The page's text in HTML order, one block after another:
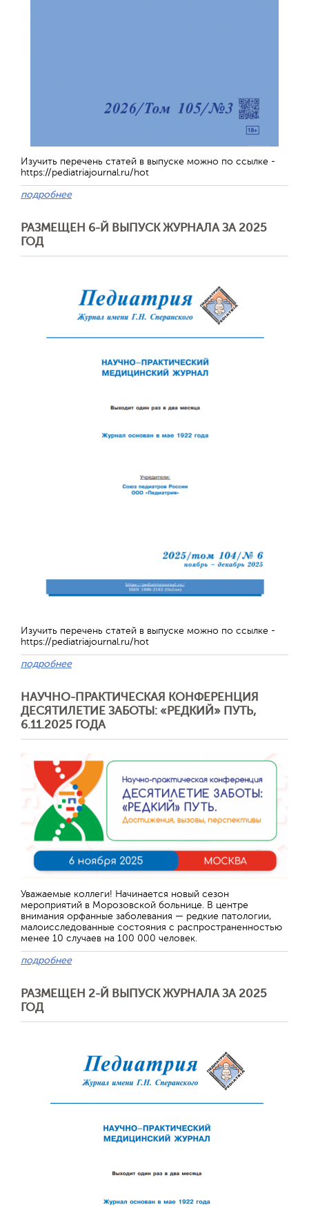
Изучить перечень статей в выпуске можно по ссылке -
https://pediatriajournal.ru/hot
подробнее
РАЗМЕЩЕН 6-Й ВЫПУСК ЖУРНАЛА ЗА 2025
ГОД
Изучить перечень статей в выпуске можно по ссылке -
https://pediatriajournal.ru/hot
подробнее
НАУЧНО-ПРАКТИЧЕСКАЯ КОНФЕРЕНЦИЯ
ДЕСЯТИЛЕТИЕ ЗАБОТЫ: «РЕДКИЙ» ПУТЬ,
6.11.2025 ГОДА
Уважаемые коллеги! Начинается новый сезон
мероприятий в Морозовской больнице. В центре
внимания орфанные заболевания — редкие патологии,
малоисследованные состояния с распространенностью
менее 10 случаев на 100 000 человек.
подробнее
РАЗМЕЩЕН 2-Й ВЫПУСК ЖУРНАЛА ЗА 2025
ГОД
Обратная
Отправить